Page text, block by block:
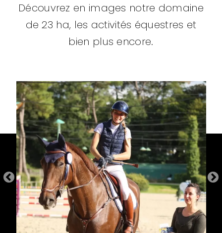
Découvrez en images notre domaine
de 23 ha, les activités équestres et
bien plus encore.